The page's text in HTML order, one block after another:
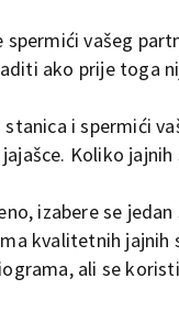
vašeg
ako prije toga
i spermići
Koliko
izabere se
kvalitetnih jajnih
ali se